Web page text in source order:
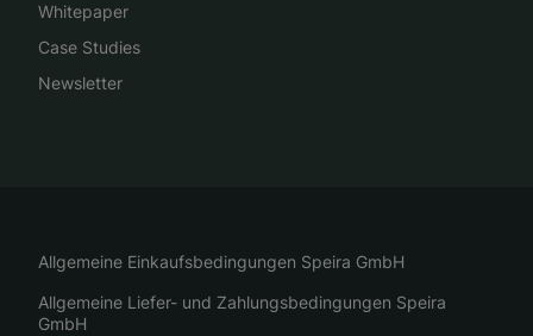
Whitepaper
Case Studies
Newsletter
Allgemeine Einkaufsbedingungen Speira GmbH
Allgemeine Liefer- und Zahlungsbedingungen Speira
GmbH